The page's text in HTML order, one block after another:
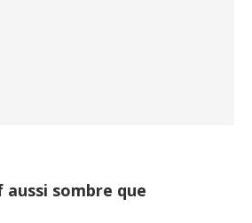
aussi sombre que